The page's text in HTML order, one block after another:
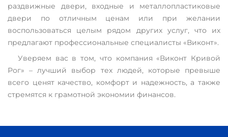
раздвижные двери, входные и металлопластиковые
двери по отличным ценам или при желании
воспользоваться целым рядом других услуг, что их
предлагают профессиональные специалисты «Виконт».
Уверяем вас в том, что компания «Виконт Кривой
Рог» – лучший выбор тех людей, которые превыше
всего ценят качество, комфорт и надежность, а также
стремятся к грамотной экономии финансов.